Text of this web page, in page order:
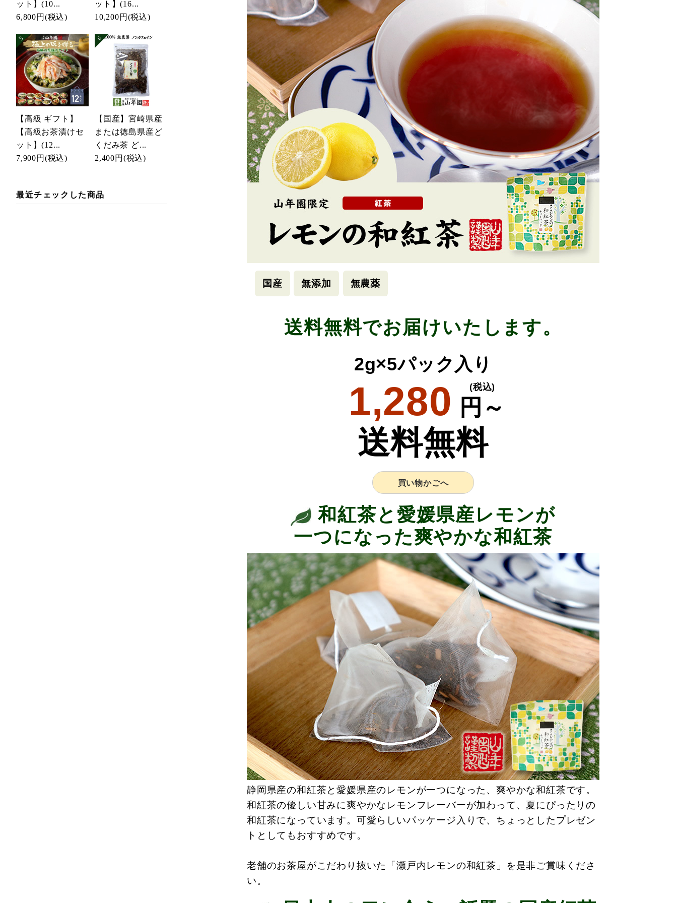
ット】(10...
6,800円 (税込)
ット】(16...
10,200円 (税込)
【高級 ギフト】
【高級お茶漬けセ
ット】(12...
7,900円 (税込)
【国産】宮崎県産
または徳島県産ど
くだみ茶 ど...
2,400円 (税込)
最近チェックした商品
国産 無添加 無農薬
送料無料でお届けいたします。
2g×5パック入り
1,280 円～
(税込)
送料無料
買い物かごへ
和紅茶と愛媛県産レモンが
一つになった爽やかな和紅茶
静岡県産の和紅茶と愛媛県産のレモンが一つになった、爽やかな和紅茶です。
和紅茶の優しい甘みに爽やかなレモンフレーバーが加わって、夏にぴったりの
和紅茶になっています。可愛らしいパッケージ入りで、ちょっとしたプレゼン
トとしてもおすすめです。
老舗のお茶屋がこだわり抜いた「瀬戸内レモンの和紅茶」を是非ご賞味くださ
い。